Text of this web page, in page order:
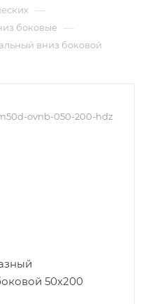
—
боковые —
вниз боковой
ovnb-050-200-hdz